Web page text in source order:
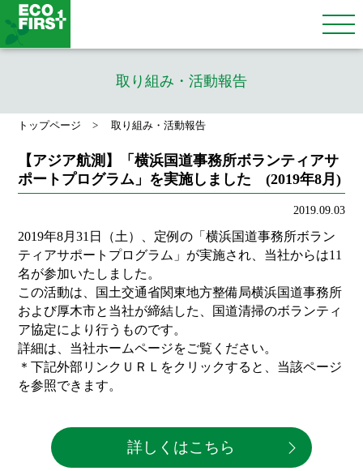
取り組み・活動報告
トップページ 取り組み・活動報告
【アジア航測】「横浜国道事務所ボランティアサ
ポートプログラム」を実施しました (2019年8月)
2019.09.03
2019年8月31日（土）、定例の「横浜国道事務所ボラン
ティアサポートプログラム」が実施され、当社からは11
名が参加いたしました。
この活動は、国土交通省関東地方整備局横浜国道事務所
および厚木市と当社が締結した、国道清掃のボランティ
ア協定により行うものです。
詳細は、当社ホームページをご覧ください。
＊下記外部リンクＵＲＬをクリックすると、当該ページ
を参照できます。
詳しくはこちら